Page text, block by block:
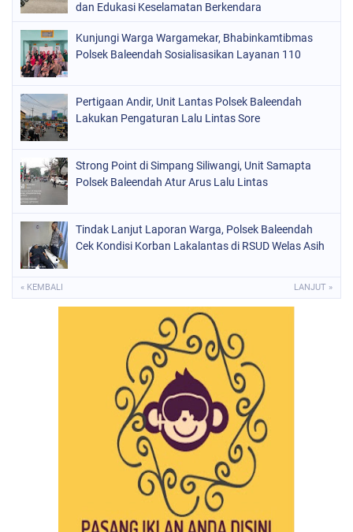
dan Edukasi Keselamatan Berkendara
Kunjungi Warga Wargamekar, Bhabinkamtibmas
Polsek Baleendah Sosialisasikan Layanan 110
Pertigaan Andir, Unit Lantas Polsek Baleendah
Lakukan Pengaturan Lalu Lintas Sore
Strong Point di Simpang Siliwangi, Unit Samapta
Polsek Baleendah Atur Arus Lalu Lintas
Tindak Lanjut Laporan Warga, Polsek Baleendah
Cek Kondisi Korban Lakalantas di RSUD Welas Asih
« KEMBALI LANJUT »